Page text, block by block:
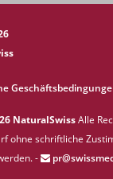
NaturalSwissAlle
ohne schriftliche
-